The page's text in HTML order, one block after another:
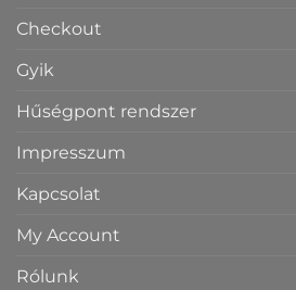
Checkout
Gyik
Hűségpont rendszer
Impresszum
Kapcsolat
My Account
Rólunk